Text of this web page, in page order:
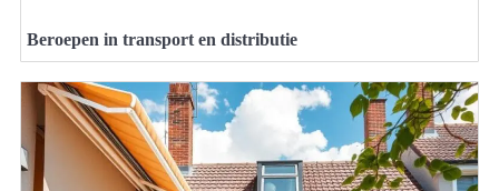
Beroepen in transport en distributie